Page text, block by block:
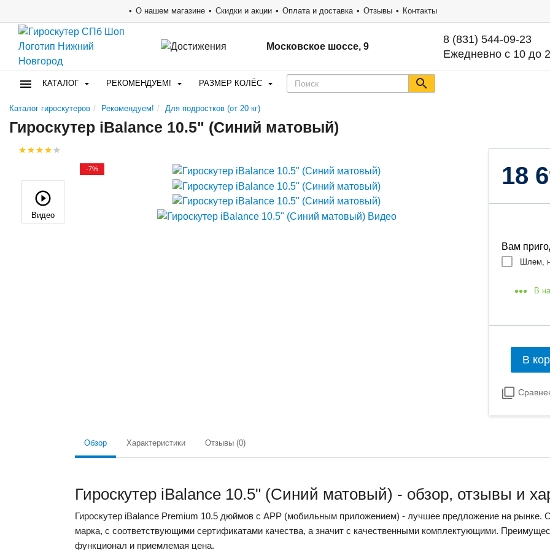
О нашем магазине Скидки и акции Оплата и доставка Отзывы Контакты
Московское шоссе, 9
8 (831) 544-09-23
Ежедневно с 10 до
КАТАЛОГ РЕКОМЕНДУЕМ! РАЗМЕР КОЛЁС
Каталог гироскутеров Рекомендуем! Для подростков (от 20 кг)
Гироскутер iBalance 10.5" (Синий матовый)
Видео
-7% 18
Вам
Шлем,
В
В
Обзор Характеристики Отзывы (0)
Гироскутер iBalance 10.5" (Синий матовый) - обзор, отзывы и
Гироскутер iBalance Premium 10.5 дюймов с АРР (мобильным приложением) - лучшее предложение на рынке.
марка, с соответствующими сертификатами качества, а значит с качественными комплектующими.
функционал и приемлемая цена.